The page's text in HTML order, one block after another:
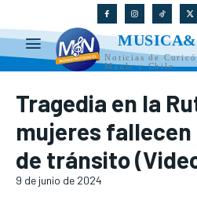
Noticias de
Maule y Chile
Tragedia en la
mujeres
de tránsito
9 de junio de 2024